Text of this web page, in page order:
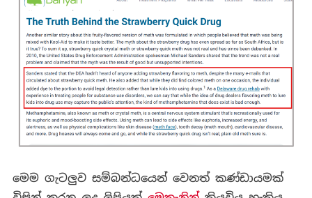
මෙම ගැටලුව සම්බන්ධයෙන් වෙනත් කණ්ඩායමක්